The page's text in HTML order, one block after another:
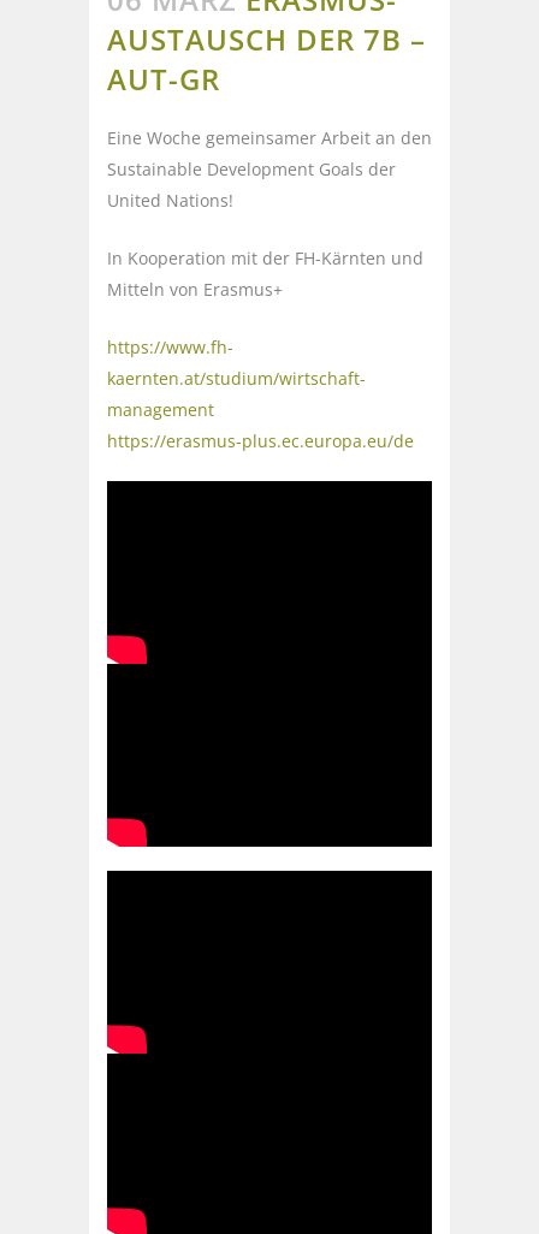
AUSTAUSCH DER 7B –
AUT-GR
Eine Woche gemeinsamer Arbeit an den
Sustainable Development Goals der
United Nations!
In Kooperation mit der FH-Kärnten und
Mitteln von Erasmus+
https://www.fh-
kaernten.at/studium/wirtschaft-
management
https://erasmus-plus.ec.europa.eu/de